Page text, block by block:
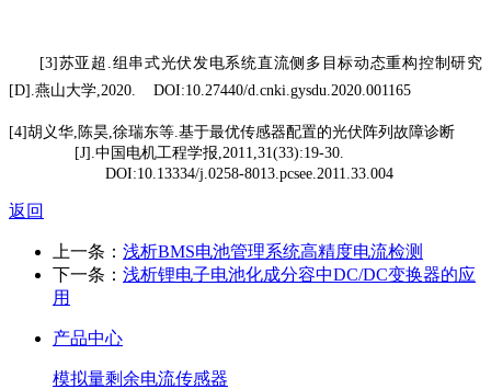
[3]苏亚超 组串式光伏发电系统直流侧多目标动态重构控制研究
[D]. 燕山大学 ,2020. DOI:10.27440/d.cnki.gysdu.2020.001165
[4]胡义华 陈昊 徐瑞东等 基于最优传感器配置的光伏阵列故障诊断
[J]. 中国电机工程学报 ,2011,31(33):19-30.
DOI:10.13334/j.0258-8013.pcsee.2011.33.004
返回
上一条： 浅析BMS电池管理系统高精度电流检测
下一条： 浅析锂电子电池化成分容中DC/DC变换器的应
用
产品中心
模拟量剩余电流传感器